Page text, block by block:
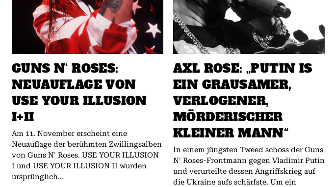
GUNS N‘ ROSES:
NEUAUFLAGE VON
USE YOUR ILLUSION
I+II
Am 11. November erscheint eine
Neuauflage der berühmten Zwillingsalben
von Guns N' Roses. USE YOUR ILLUSION
I und USE YOUR ILLUSION II wurden
ursprünglich...
AXL ROSE: „PUTIN IS
EIN GRAUSAMER,
VERLOGENER,
MÖRDERISCHER
KLEINER MANN“
In einem jüngsten Tweed schoss der Guns
N' Roses-Frontmann gegen Vladimir Putin
und verurteilte dessen Angriffskrieg auf
die Ukraine aufs schärfste. Um ein